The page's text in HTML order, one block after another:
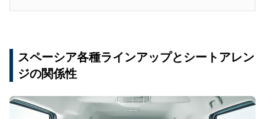
スペーシア各種ラインアップとシートアレン
ジの関係性